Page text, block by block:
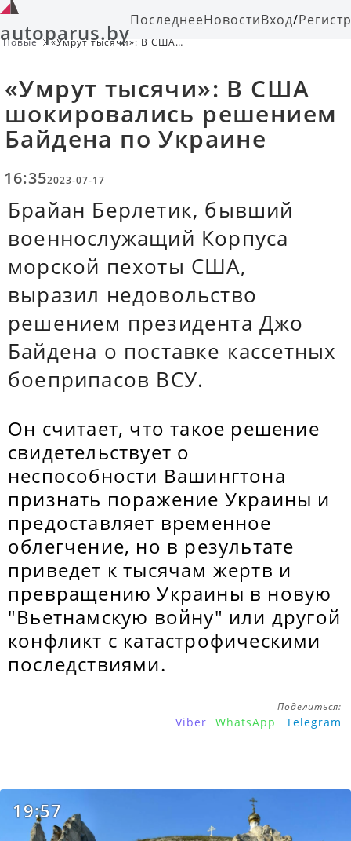
autoparus.byПоследнееНовостиВход/
Новые
«Умрут тысячи»: В США
«Умрут тысячи»: В США
шокировались решением
Байдена по Украине
16:352023-07-17
Брайан Берлетик, бывший
военнослужащий Корпуса
морской пехоты США,
выразил недовольство
решением президента Джо
Байдена о поставке кассетных
боеприпасов ВСУ.
Он считает, что такое решение
свидетельствует о
неспособности Вашингтона
признать поражение Украины и
предоставляет временное
облегчение, но в результате
приведет к тысячам жертв и
превращению Украины в новую
"Вьетнамскую войну" или другой
конфликт с катастрофическими
последствиями.
Поделиться:
Viber WhatsApp Telegram
19:57